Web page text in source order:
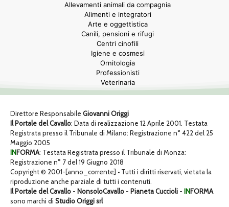
Allevamenti animali da compagnia
Alimenti e integratori
Arte e oggettistica
Canili, pensioni e rifugi
Centri cinofili
Igiene e cosmesi
Ornitologia
Professionisti
Veterinaria
Direttore Responsabile Giovanni Origgi
Il Portale del Cavallo: Data di realizzazione 12 Aprile 2001. Testata
Registrata presso il Tribunale di Milano: Registrazione n° 422 del 25
Maggio 2005
INFORMA: Testata Registrata presso il Tribunale di Monza:
Registrazione n° 7 del 19 Giugno 2018
Copyright © 2001-[anno_corrente] • Tutti i diritti riservati, vietata la
riproduzione anche parziale di tutti i contenuti.
Il Portale del Cavallo - NonsoloCavallo - Pianeta Cuccioli - INFORMA
sono marchi di Studio Origgi srl